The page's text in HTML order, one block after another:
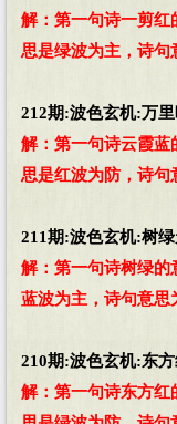
解：第一句诗一剪红
思是绿波为主，诗句
212期:波色玄机:万
解：第一句诗云霞蓝
思是红波为防，诗句
211期:波色玄机:树
解：第一句诗树绿的
蓝波为主，诗句意思
210期:波色玄机:东
解：第一句诗东方红